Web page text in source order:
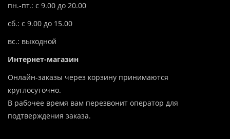
пн.-пт.: с 9.00 до 20.00
сб.: с 9.00 до 15.00
вс.: выходной
Интернет-магазин
Онлайн-заказы через корзину принимаются
круглосуточно.
В рабочее время вам перезвонит оператор для
подтверждения заказа.